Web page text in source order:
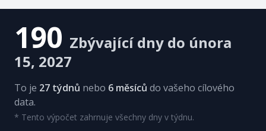
190 Zbývající dny do února
15, 2027
To je 27 týdnů nebo 6 měsíců do vašeho cílového
data.
* Tento výpočet zahrnuje všechny dny v týdnu.